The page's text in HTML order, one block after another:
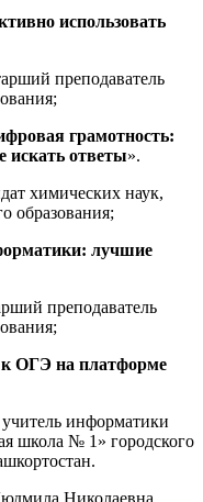
использовать
преподаватель
грамотность:
искать ответы».
химических наук,
образования;
лучшие
преподаватель
к ОГЭ на платформе
учитель информатики
школа № 1» городского
Николаевна,